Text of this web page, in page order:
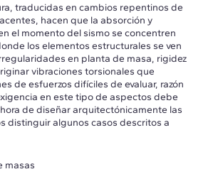
traducidas en cambios repentinos de
hacen que la absorción y
el momento del sismo se concentren
los elementos estructurales se ven
en planta de masa, rigidez
vibraciones torsionales que
de esfuerzos difíciles de evaluar, razón
en este tipo de aspectos debe
de diseñar arquitectónicamente las
distinguir algunos casos descritos a
masas